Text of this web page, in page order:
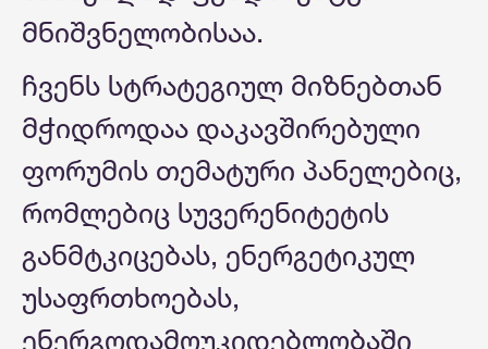
მნიშვნელობისაა.
ჩვენს სტრატეგიულ მიზნებთან
მჭიდროდაა დაკავშირებული
ფორუმის თემატური პანელებიც,
რომლებიც სუვერენიტეტის
განმტკიცებას, ენერგეტიკულ
უსაფრთხოებას,
ენერგოდამოუკიდებლობაში